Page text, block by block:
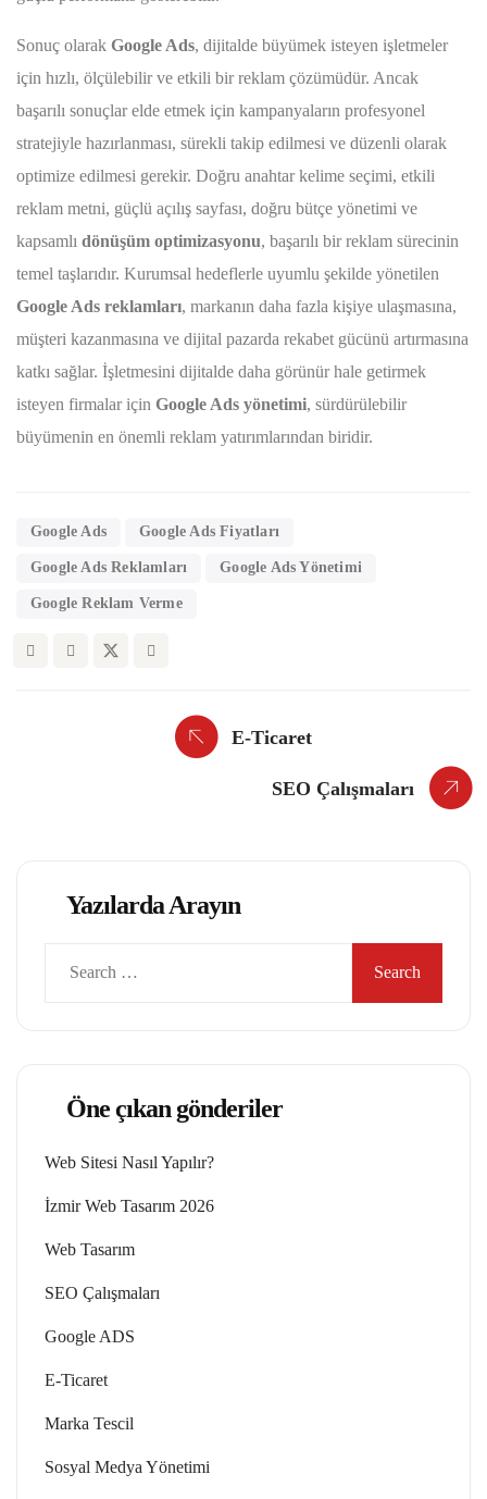
Sonuç olarak Google Ads, dijitalde büyümek isteyen işletmeler
için hızlı, ölçülebilir ve etkili bir reklam çözümüdür. Ancak
başarılı sonuçlar elde etmek için kampanyaların profesyonel
stratejiyle hazırlanması, sürekli takip edilmesi ve düzenli olarak
optimize edilmesi gerekir. Doğru anahtar kelime seçimi, etkili
reklam metni, güçlü açılış sayfası, doğru bütçe yönetimi ve
kapsamlı dönüşüm optimizasyonu, başarılı bir reklam sürecinin
temel taşlarıdır. Kurumsal hedeflerle uyumlu şekilde yönetilen
Google Ads reklamları, markanın daha fazla kişiye ulaşmasına,
müşteri kazanmasına ve dijital pazarda rekabet gücünü artırmasına
katkı sağlar. İşletmesini dijitalde daha görünür hale getirmek
isteyen firmalar için Google Ads yönetimi, sürdürülebilir
büyümenin en önemli reklam yatırımlarından biridir.
Google Ads Google Ads Fiyatları
Google Ads Reklamları Google Ads Yönetimi
Google Reklam Verme
E-Ticaret
SEO Çalışmaları
Yazılarda Arayın
Öne çıkan gönderiler
Web Sitesi Nasıl Yapılır?
İzmir Web Tasarım 2026
Web Tasarım
SEO Çalışmaları
Google ADS
E-Ticaret
Marka Tescil
Sosyal Medya Yönetimi